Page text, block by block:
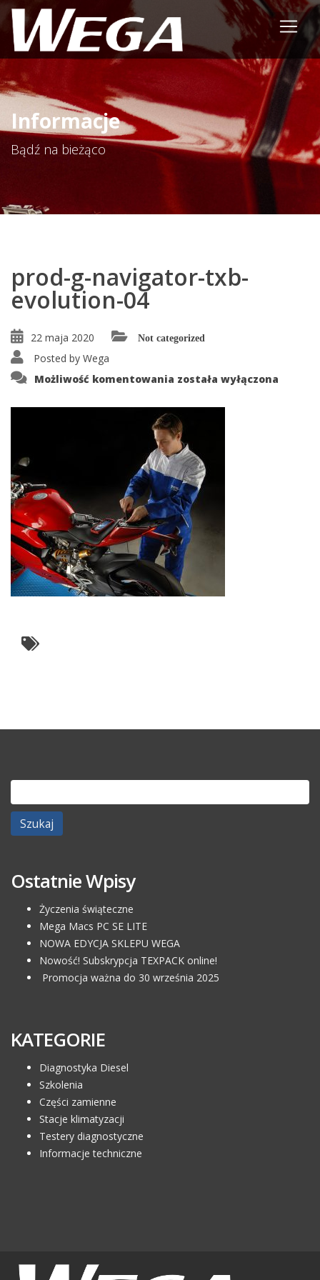
Informacje
Bądź na bieżąco
prod-g-navigator-txb-
evolution-04
22 maja 2020 Not categorized
Posted by Wega
Możliwość komentowania prod-
g-
txb-
04
została wyłączona
Szukaj:
Ostatnie Wpisy
Życzenia świąteczne
Mega Macs PC SE LITE
NOWA EDYCJA SKLEPU WEGA
Nowość! Subskrypcja TEXPACK online!
Promocja ważna do 30 września 2025
KATEGORIE
Diagnostyka Diesel
Szkolenia
Części zamienne
Stacje klimatyzacji
Testery diagnostyczne
Informacje techniczne